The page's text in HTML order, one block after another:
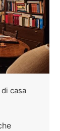
casa